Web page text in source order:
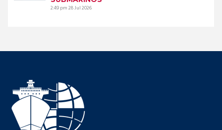
2:49 pm28 Jul 2026